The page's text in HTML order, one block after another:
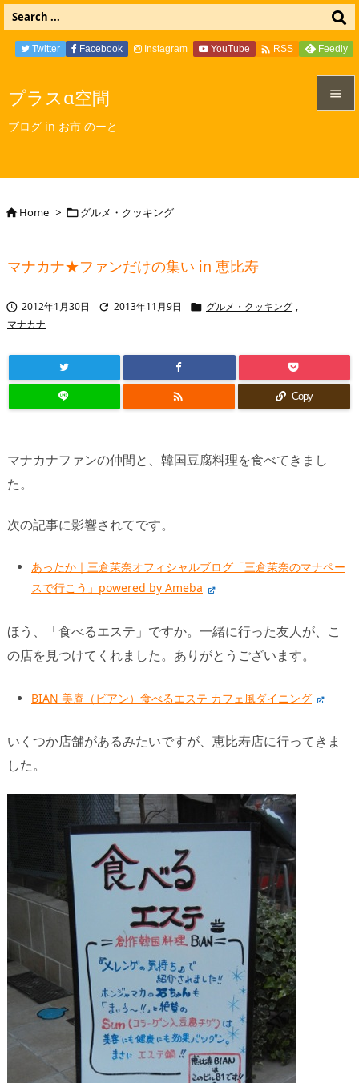
プラスα空間
ブログ in お市 のーと

Twitter Facebook Instagram YouTube  RSS Feedly
Home > グルメ・クッキング
マナカナ★ファンだけの集い in 恵比寿
 2012年1月30日  2013年11月9日  グルメ・クッキング ,
マナカナ
 Copy
マナカナファンの仲間と、韓国豆腐料理を食べてきまし
た。
次の記事に影響されてです。
あったか｜三倉茉奈オフィシャルブログ「三倉茉奈のマナペー
スで行こう」powered by Ameba
ほう、「食べるエステ」ですか。一緒に行った友人が、こ
の店を見つけてくれました。ありがとうございます。
BIAN 美庵（ビアン）食べるエステ カフェ風ダイニング
いくつか店舗があるみたいですが、恵比寿店に行ってきま
した。